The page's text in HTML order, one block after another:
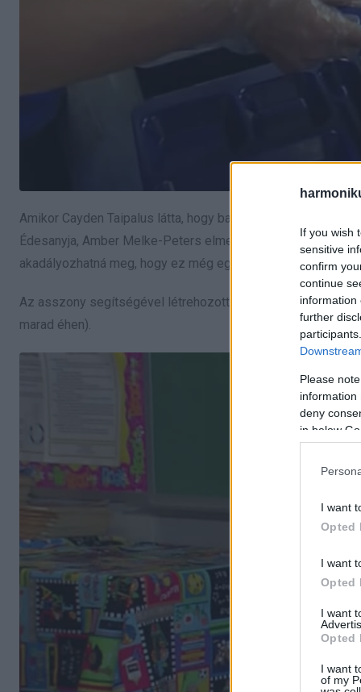
If you wish
sensitive
confirm
continue
information
further
Please
information
deny
in below
I want
Opted
I want
Opted
I want
Opted
I want
of my
Amikor Cayden Taipalus látta, hogy barátjának meleg étel
Édesanyja, Amber Melke-Peters elmesélte, hogyan ment
akadályozhatná meg, hogy ez még egyszer megtörténjen.
Az asszony segítségével létrehozott egy adománygyűjtő
marad éhen).